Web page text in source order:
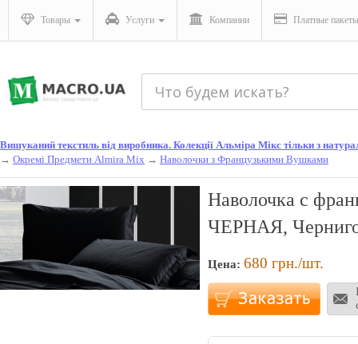
Товары Услуги Компании Платные пакеты
Вишуканий текстиль від виробника. Колекції Альміра Мікс тільки з
→ Окремі Предмети Almira Mix → Наволочки з Французькими Вушками
Наволочка с
ЧЕРНАЯ,
Цена: 680 грн./шт.